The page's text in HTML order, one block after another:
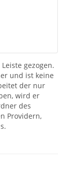
gezogen.
und ist keine
der nur
wird er
des
Providern,